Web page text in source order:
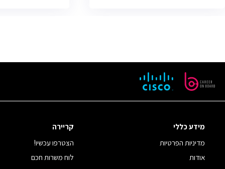
מידע כללי
מדיניות הפרטיות
אודות
קריירה
הצטרפו עכשיו!
לוח משרות חכם